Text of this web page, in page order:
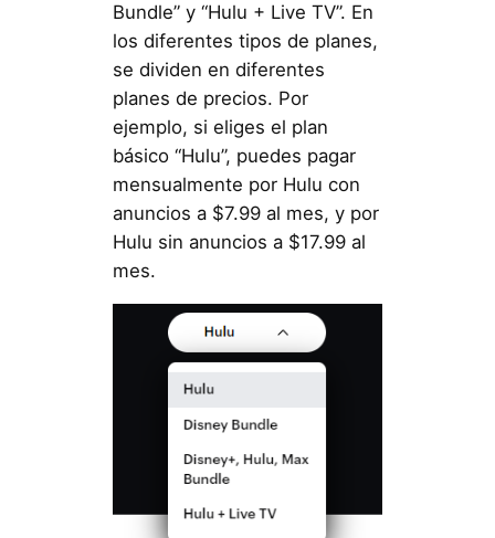
Bundle” y “Hulu + Live TV”. En
los diferentes tipos de planes,
se dividen en diferentes
planes de precios. Por
ejemplo, si eliges el plan
básico “Hulu”, puedes pagar
mensualmente por Hulu con
anuncios a $7.99 al mes, y por
Hulu sin anuncios a $17.99 al
mes.